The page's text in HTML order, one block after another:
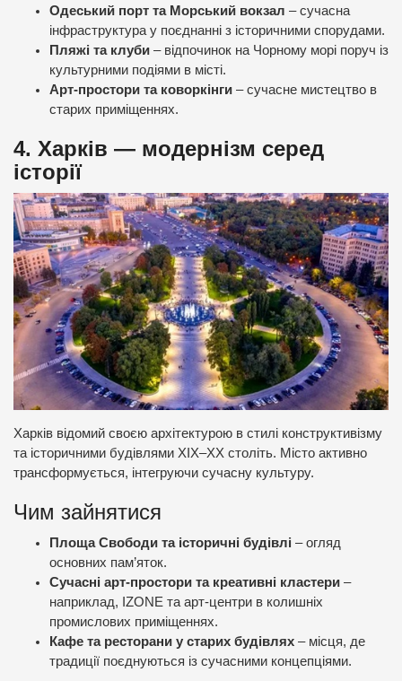
Одеський порт та Морський вокзал – сучасна
інфраструктура у поєднанні з історичними спорудами.
Пляжі та клуби – відпочинок на Чорному морі поруч із
культурними подіями в місті.
Арт-простори та коворкінги – сучасне мистецтво в
старих приміщеннях.
4. Харків — модернізм серед
історії
Харків відомий своєю архітектурою в стилі конструктивізму
та історичними будівлями XIX–XX століть. Місто активно
трансформується, інтегруючи сучасну культуру.
Чим зайнятися
Площа Свободи та історичні будівлі – огляд
основних пам’яток.
Сучасні арт-простори та креативні кластери –
наприклад, IZONE та арт-центри в колишніх
промислових приміщеннях.
Кафе та ресторани у старих будівлях – місця, де
традиції поєднуються із сучасними концепціями.